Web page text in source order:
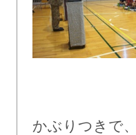
かぶりつきで